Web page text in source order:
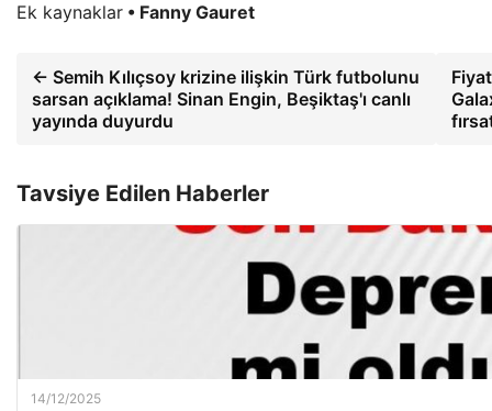
Ek kaynaklar • Fanny Gauret
← Semih Kılıçsoy krizine ilişkin Türk futbolunu
sarsan açıklama! Sinan Engin, Beşiktaş'ı canlı
yayında duyurdu
Tavsiye Edilen Haberler
14/12/2025